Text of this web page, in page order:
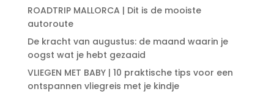
ROADTRIP MALLORCA | Dit is de mooiste
autoroute
De kracht van augustus: de maand waarin je
oogst wat je hebt gezaaid
VLIEGEN MET BABY | 10 praktische tips voor een
ontspannen vliegreis met je kindje